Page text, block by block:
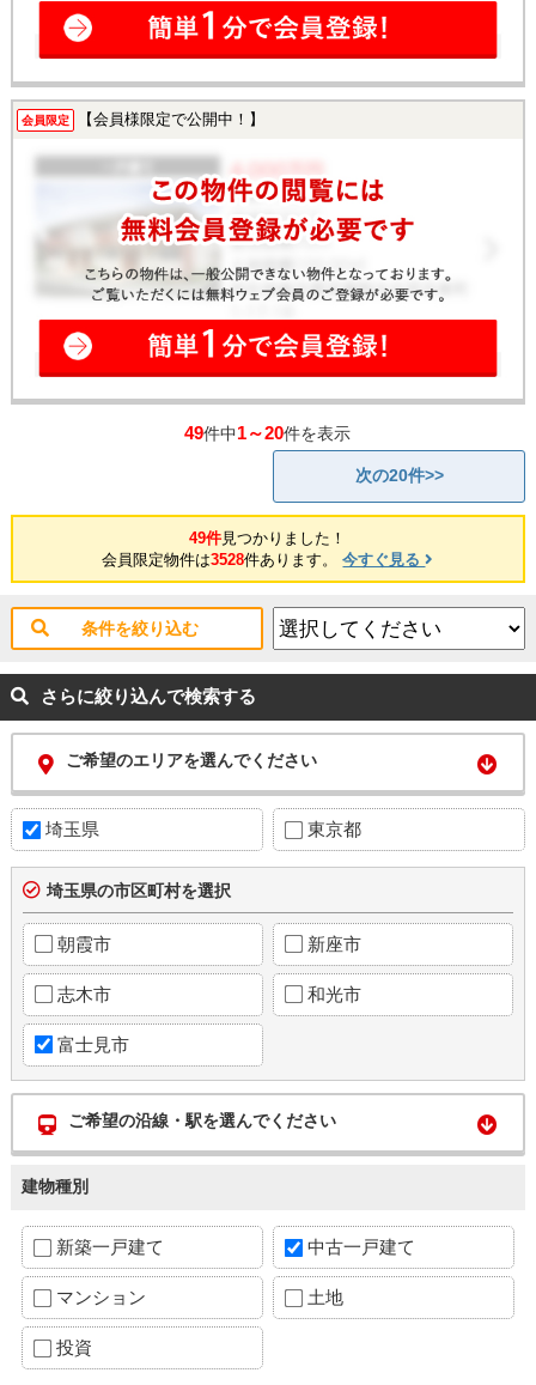
会員限定 【会員様限定で公開中！】
49件中1～20件を表示
次の20件>>
49件見つかりました！
会員限定物件は3528件あります。今すぐ見る
条件を絞り込む
さらに絞り込んで検索する
ご希望のエリアを選んでください
埼玉県 東京都
埼玉県の市区町村を選択
朝霞市 新座市
志木市 和光市
富士見市
ご希望の沿線・駅を選んでください
建物種別
新築一戸建て 中古一戸建て
マンション 土地
投資